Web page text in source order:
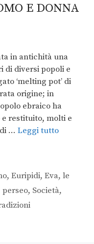
E DONNA
in antichità una
di diversi popoli e
‘melting pot’ di
origine; in
ebraico ha
restituito, molti e
… Leggi tutto
,Euripidi,Eva,le
perseo, Società,